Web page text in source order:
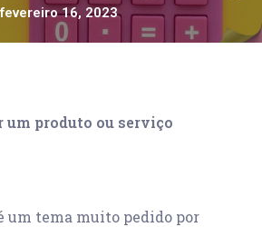
fevereiro 16, 2023
um produto ou serviço
um tema muito pedido por